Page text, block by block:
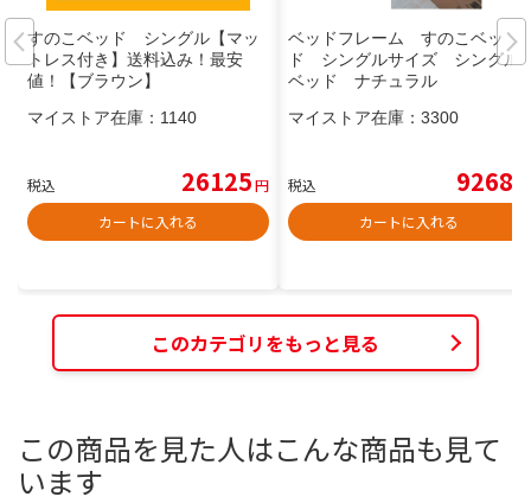
すのこベッド シングル【マッ
トレス付き】送料込み！最安
値！【ブラウン】
マイストア在庫： 1140
税込 26125円
カートに入れる
ベッドフレーム すのこベッ
ド シングルサイズ シングル
ベッド ナチュラル
マイストア在庫： 3300
税込 9268
カートに入れる
このカテゴリをもっと見る
この商品を見た人はこんな商品も見て
います